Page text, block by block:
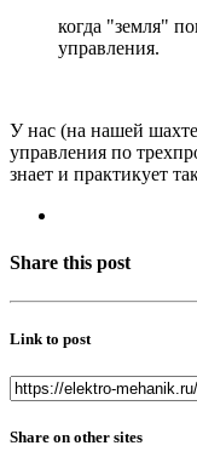
когда "земля"
управления.
У нас (на нашей
управления по
знает и практикует
Share this post
Link to post
Share on other sites